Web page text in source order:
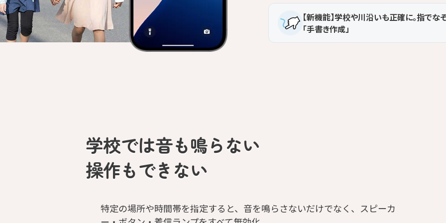
【新機能】学校や川沿いも正確に。指でな
「手書き作成」
学校では音も鳴らない
操作もできない
特定の場所や時間帯を指定すると、音を鳴らさないだけでなく、スピーカ